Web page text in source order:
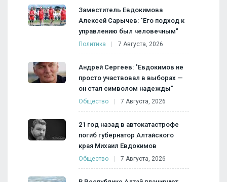
Заместитель Евдокимова
Алексей Сарычев: "Его подход к
управлению был человечным"
Политика 7 Августа, 2026
Андрей Сергеев: "Евдокимов не
просто участвовал в выборах —
он стал символом надежды"
Общество 7 Августа, 2026
21 год назад в автокатастрофе
погиб губернатор Алтайского
края Михаил Евдокимов
Общество 7 Августа, 2026